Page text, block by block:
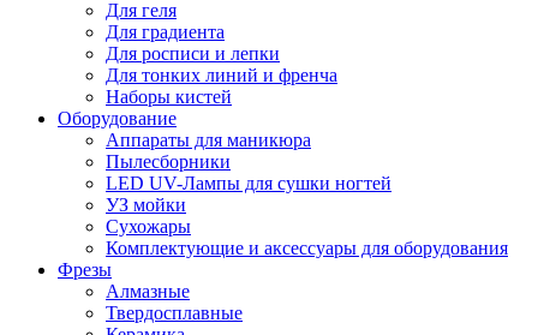
Для геля
Для градиента
Для росписи и лепки
Для тонких линий и френча
Наборы кистей
Оборудование
Аппараты для маникюра
Пылесборники
LED UV-Лампы для сушки ногтей
УЗ мойки
Сухожары
Комплектующие и аксессуары для оборудования
Фрезы
Алмазные
Твердосплавные